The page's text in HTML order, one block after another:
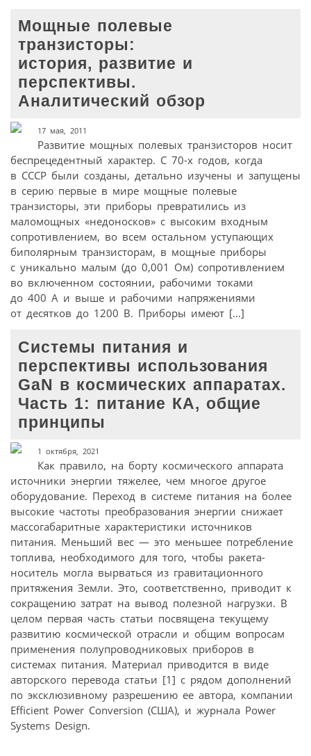
Мощные полевые
транзисторы:
история, развитие и
перспективы.
Аналитический обзор
17 мая, 2011
Развитие мощных полевых транзисторов носит
беспрецедентный характер. С 70-х годов, когда
в СССР были созданы, детально изучены и запущены
в серию первые в мире мощные полевые
транзисторы, эти приборы превратились из
маломощных «недоносков» с высоким входным
сопротивлением, во всем остальном уступающих
биполярным транзисторам, в мощные приборы
с уникально малым (до 0,001 Ом) сопротивлением
во включенном состоянии, рабочими токами
до 400 А и выше и рабочими напряжениями
от десятков до 1200 В. Приборы имеют […]
Системы питания и
перспективы использования
GaN в космических аппаратах.
Часть 1: питание КА, общие
принципы
1 октября, 2021
Как правило, на борту космического аппарата
источники энергии тяжелее, чем многое другое
оборудование. Переход в системе питания на более
высокие частоты преобразования энергии снижает
массогабаритные характеристики источников
питания. Меньший вес — это меньшее потребление
топлива, необходимого для того, чтобы ракета-
носитель могла вырваться из гравитационного
притяжения Земли. Это, соответственно, приводит к
сокращению затрат на вывод полезной нагрузки. В
целом первая часть статьи посвящена текущему
развитию космической отрасли и общим вопросам
применения полупроводниковых приборов в
системах питания. Материал приводится в виде
авторского перевода статьи [1] с рядом дополнений
по эксклюзивному разрешению ее автора, компании
Efficient Power Conversion (США), и журнала Power
Systems Design.